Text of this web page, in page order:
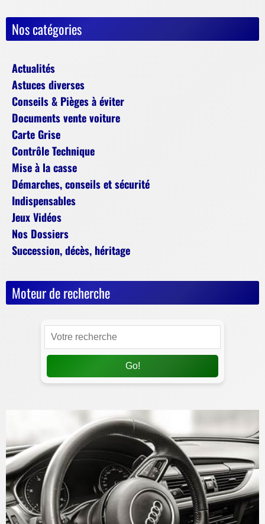
Nos catégories
Actualités
Astuces diverses
Conseils & Pièges à éviter
Documents vente voiture
Carte Grise
Contrôle Technique
Mise à la casse
Démarches, conseils et sécurité
Indispensables
Jeux Vidéos
Nos Dossiers
Succession, décès, héritage
Moteur de recherche
Go!